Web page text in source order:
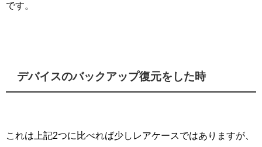
です。
デバイスのバックアップ復元をした時
これは上記2つに比べれば少しレアケースではありますが、